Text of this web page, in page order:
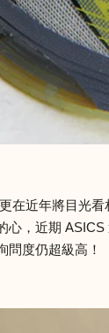
在近年將目光
，近期
度仍超級高！